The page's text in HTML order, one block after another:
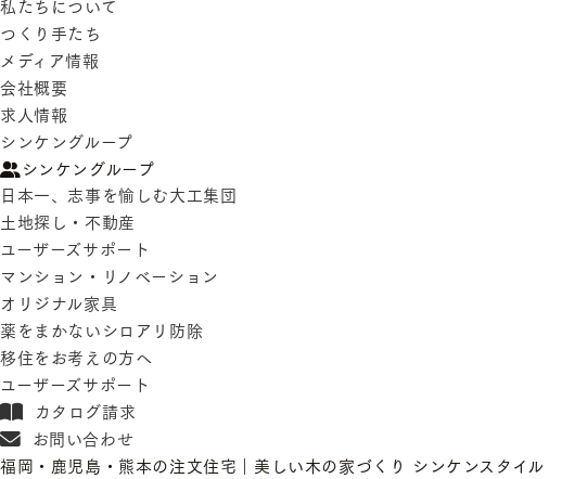
私たちについて
つくり手たち
メディア情報
会社概要
求人情報
シンケングループ
シンケングループ
日本一、志事を愉しむ大工集団
土地探し・不動産
ユーザーズサポート
マンション・リノベーション
オリジナル家具
薬をまかないシロアリ防除
移住をお考えの方へ
ユーザーズサポート
カタログ請求
お問い合わせ
福岡・鹿児島・熊本の注文住宅｜美しい木の家づくり シンケンスタイル